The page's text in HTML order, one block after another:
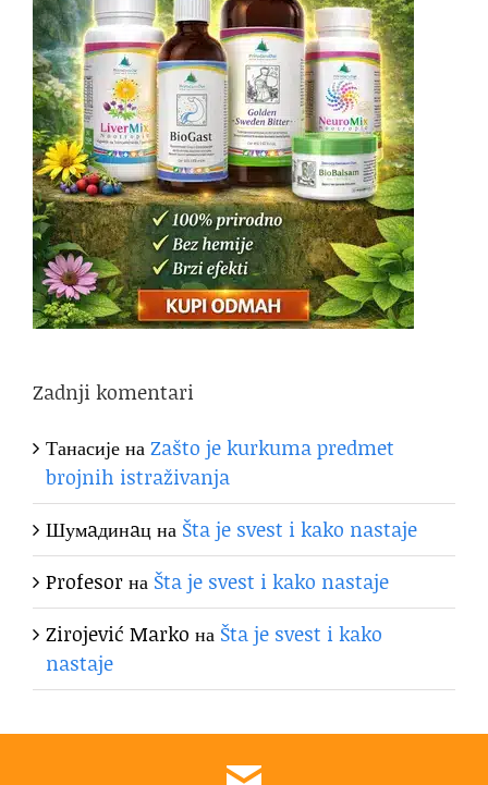
Zadnji komentari
ТанасијенаZašto je kurkuma predmet
brojnih istraživanja
Шумaдинaцна Šta je svest i kako nastaje
Profesorна Šta je svest i kako nastaje
Zirojević Marko на Šta je svest i kako
nastaje